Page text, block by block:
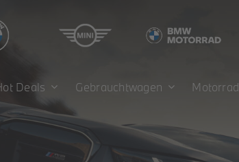
Deals Gebrauchtwagen Motorrad